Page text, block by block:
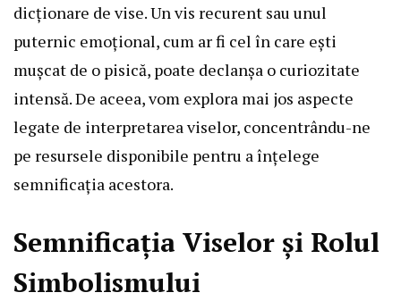
dicționare de vise. Un vis recurent sau unul
puternic emoțional, cum ar fi cel în care ești
mușcat de o pisică, poate declanșa o curiozitate
intensă. De aceea, vom explora mai jos aspecte
legate de interpretarea viselor, concentrându-ne
pe resursele disponibile pentru a înțelege
semnificația acestora.
Semnificația Viselor și Rolul
Simbolismului